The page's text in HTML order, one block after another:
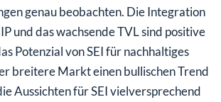
genau beobachten. Die Integration
und das wachsende TVL sind positive
Potenzial von SEI für nachhaltiges
breitere Markt einen bullischen Trend
Aussichten für SEI vielversprechend